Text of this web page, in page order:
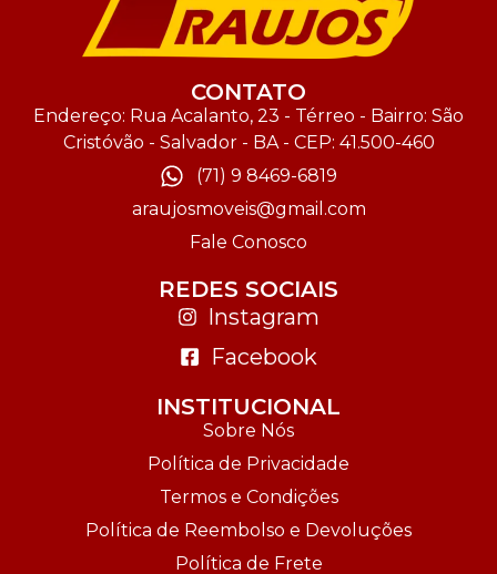
CONTATO
Endereço: Rua Acalanto, 23 - Térreo - Bairro: São
Cristóvão - Salvador - BA - CEP: 41.500-460
(71) 9 8469-6819
araujosmoveis@gmail.com
Fale Conosco
REDES SOCIAIS
Instagram
Facebook
INSTITUCIONAL
Sobre Nós
Política de Privacidade
Termos e Condições
Política de Reembolso e Devoluções
Política de Frete